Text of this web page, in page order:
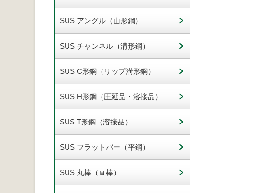
SUS アングル（山形鋼）
SUS チャンネル（溝形鋼）
SUS C形鋼（リップ溝形鋼）
SUS H形鋼（圧延品・溶接品）
SUS T形鋼（溶接品）
SUS フラットバー（平鋼）
SUS 丸棒（直棒）